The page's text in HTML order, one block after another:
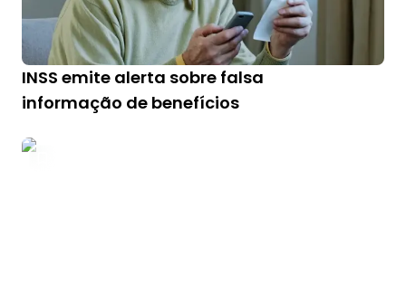
INSS emite alerta sobre falsa
informação de benefícios